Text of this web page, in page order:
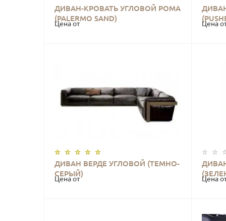
ДИВАН-КРОВАТЬ УГЛОВОЙ РОМА
(PALERMO SAND)
Цена от
КУПИТЬ
Цена
ДИВАН ВЕРДЕ УГЛОВОЙ (ТЕМНО-
СЕРЫЙ)
Цена от
КУПИТЬ
Цена